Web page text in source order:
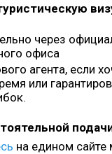
через
офиса
агента, если
или
на едином сайте